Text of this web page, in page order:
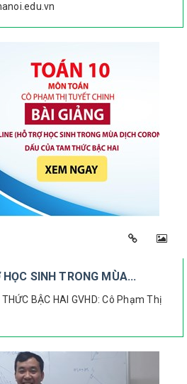
SINH TRONG MÙA...
BẬC HAI GVHD: Cô Phạm Thị